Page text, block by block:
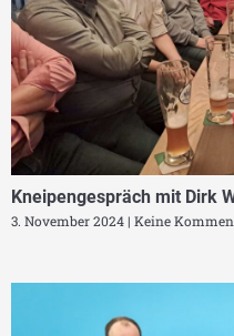
Kneipengespräch mit Dirk
3. November 2024 Keine